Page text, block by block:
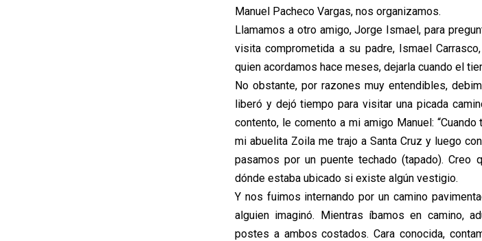
Manuel Pacheco Vargas, nos organizamos.
Llamamos a otro amigo, Jorge Ismael, para
visita comprometida a su padre, Ismael
quien acordamos hace meses, dejarla cuando el
No obstante, por razones muy entendibles,
liberó y dejó tiempo para visitar una picada
contento, le comento a mi amigo Manuel:
mi abuelita Zoila me trajo a Santa Cruz y luego
pasamos por un puente techado (tapado).
dónde estaba ubicado si existe algún vestigio.
Y nos fuimos internando por un camino
alguien imaginó. Mientras íbamos en camino,
postes a ambos costados. Cara conocida,